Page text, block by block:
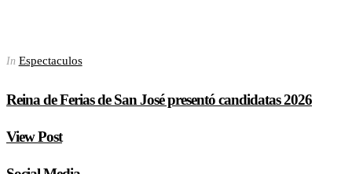
In Espectaculos
Reina de Ferias de San José presentó candidatas 2026
View Post